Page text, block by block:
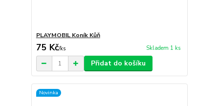
PLAYMOBIL Koník Kůň
75 Kč/ks Skladem 1 ks
Přidat do košíku
Novinka